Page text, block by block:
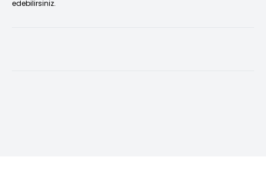
edebilirsiniz.